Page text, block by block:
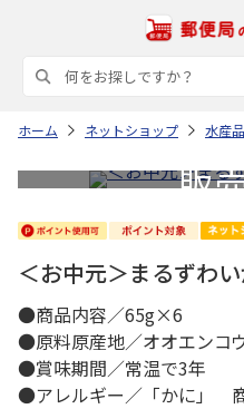
ホーム ネットショップ 水産品
＜お中元＞まるずわ
●商品内容／65g×6
●原料原産地／オオエンコ
●賞味期間／常温で3年
●アレルギー／「かに」 商